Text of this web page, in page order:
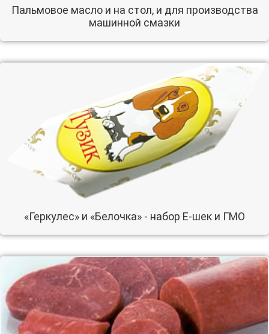
Пальмовое масло и на стол, и для производства
машинной смазки
«Геркулес» и «Белочка» - набор Е-шек и ГМО